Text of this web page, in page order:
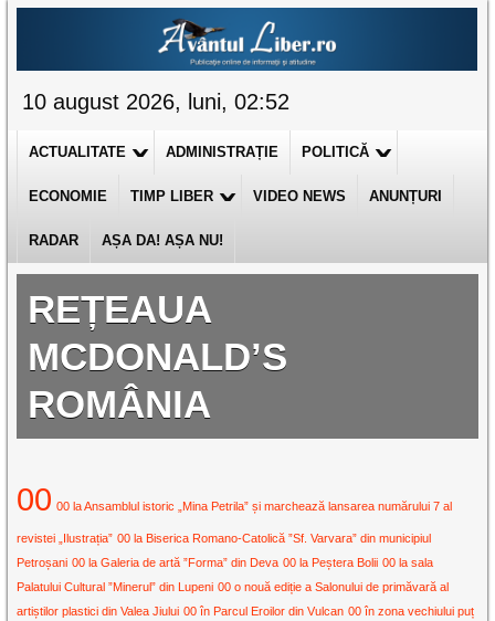
10 august 2026, luni, 02:52
ACTUALITATE ADMINISTRAȚIE POLITICĂ
ECONOMIE TIMP LIBER VIDEO NEWS ANUNȚURI
RADAR AȘA DA! AȘA NU!
REȚEAUA
MCDONALD’S
ROMÂNIA
00 00 la Ansamblul istoric „Mina Petrila” și marchează lansarea numărului 7 al
revistei „Ilustrația” 00 la Biserica Romano-Catolică ”Sf. Varvara” din municipiul
Petroșani 00 la Galeria de artă ”Forma” din Deva 00 la Peștera Bolii 00 la sala
Palatului Cultural ”Minerul” din Lupeni 00 o nouă ediție a Salonului de primăvară al
artiștilor plastici din Valea Jiului 00 în Parcul Eroilor din Vulcan 00 în zona vechiului puț